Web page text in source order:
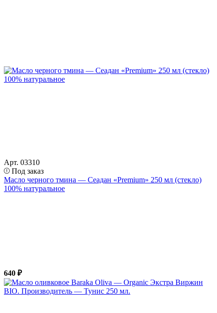
Арт. 03310
Под заказ
Масло черного тмина — Сеадан «Premium» 250 мл (стекло)
100% натуральное
640 ₽